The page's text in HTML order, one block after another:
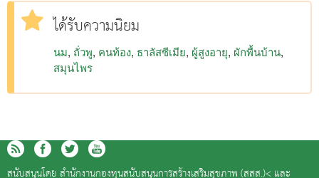
ได้รับความนิยม
นม ถั่วพู คนท้อง ธาลัสซีเมีย ผู้สูงอายุ ผักพื้นบ้าน
สมุนไพร
สนับสนุนโดย สำนักงานกองทุนสนับสนุนการสร้างเสริมสุขภาพ (สสส.)< และ